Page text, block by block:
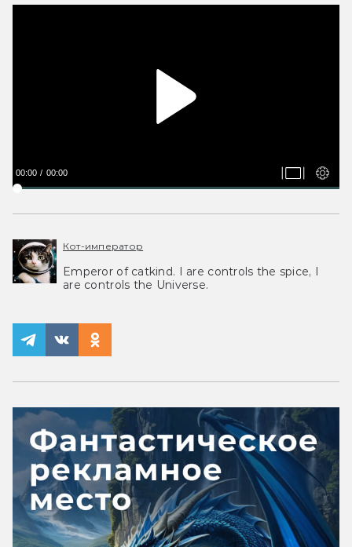
00:00 00:00
Кот-император
Emperor of catkind. I are controls the spice, I
are controls the Universe.